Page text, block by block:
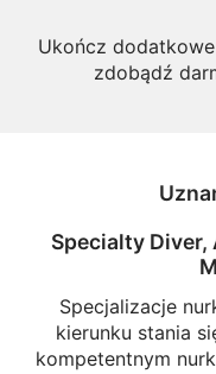
Ukończ
zdobądź
Specialty Diver,
Specjalizacje
kierunku stania
kompetentnym